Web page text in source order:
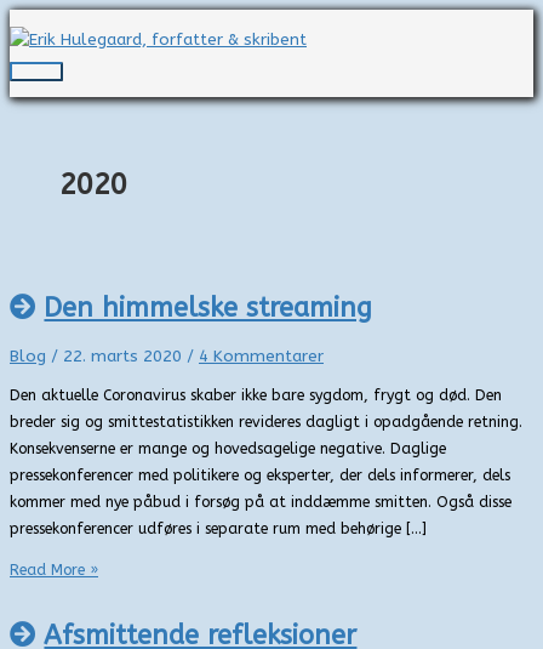
til
indholdet
Hovedmenu
2020
Den himmelske streaming
Blog / 22. marts 2020 / 4 Kommentarer
Den aktuelle Coronavirus skaber ikke bare sygdom, frygt og død. Den
breder sig og smittestatistikken revideres dagligt i opadgående retning.
Konsekvenserne er mange og hovedsagelige negative. Daglige
pressekonferencer med politikere og eksperter, der dels informerer, dels
kommer med nye påbud i forsøg på at inddæmme smitten. Også disse
pressekonferencer udføres i separate rum med behørige […]
Den
streaming
Read More »
Afsmittende refleksioner